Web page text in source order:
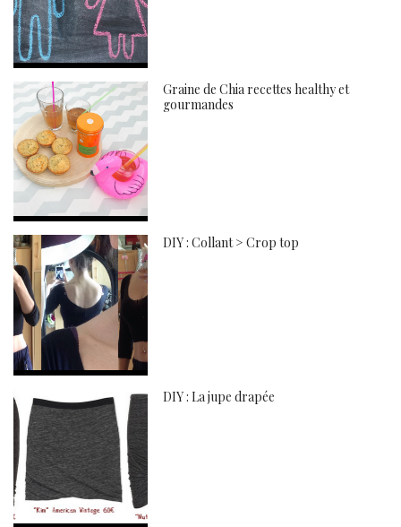
Graine de Chia recettes healthy et
gourmandes
DIY : Collant > Crop top
DIY : La jupe drapée